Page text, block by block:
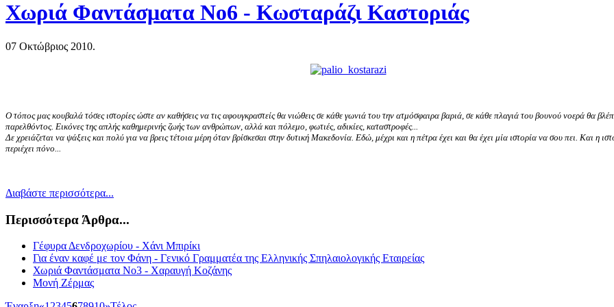
Χωριά Φαντάσματα Νο6 - Κωσταράζι Καστοριάς
07 Οκτώβριος 2010.
Ο τόπος μας κουβαλά τόσες ιστορίες ώστε αν καθήσεις να τις αφουγκραστείς θα νιώθεις σε κάθε γωνιά του την ατμόσφαιρα βαριά, σε κάθε πλαγιά του βουνού νοερά θα
παρελθόντος. Εικόνες της απλής καθημερινής ζωής των ανθρώπων, αλλά και πόλεμο, φωτιές, αδικίες, καταστροφές...
Δε χρειάζεται να ψάξεις και πολύ για να βρεις τέτοια μέρη όταν βρίσκεσαι στην δυτική Μακεδονία. Εδώ, μέχρι και η πέτρα έχει και θα έχει μία ιστορία να σου πει. Και η
περιέχει πόνο...
Διαβάστε περισσότερα...
Περισσότερα Άρθρα...
Γέφυρα Δενδροχωρίου - Χάνι Μπιρίκι
Για έναν καφέ με τον Φάνη - Γενικό Γραμματέα της Ελληνικής Σπηλαιολογικής Εταιρείας
Χωριά Φαντάσματα Νο3 - Χαραυγή Κοζάνης
Μονή Ζέρμας